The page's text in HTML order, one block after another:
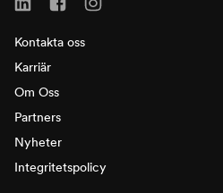
Kontakta oss
Karriär
Om Oss
Partners
Nyheter
Integritetspolicy